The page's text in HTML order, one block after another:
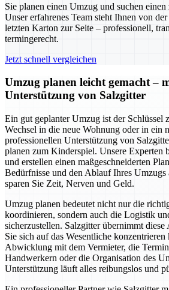
Sie planen einen Umzug und suchen einen
Unser erfahrenes Team steht Ihnen von
letzten Karton zur Seite – professionell,
termingerecht.
Jetzt schnell vergleichen
Umzug planen leicht gemacht –
Unterstützung von Salzgitter
Ein gut geplanter Umzug ist der Schlüssel
Wechsel in die neue Wohnung oder in ein
professionellen Unterstützung von
planen zum Kinderspiel. Unsere Experten
und erstellen einen maßgeschneiderten
Bedürfnisse und den Ablauf Ihres Umzugs
sparen Sie Zeit, Nerven und Geld.
Umzug planen bedeutet nicht nur die
koordinieren, sondern auch die Logistik
sicherzustellen. Salzgitter übernimmt diese
Sie sich auf das Wesentliche
Abwicklung mit dem Vermieter, die
Handwerkern oder die Organisation des
Unterstützung läuft alles reibungslos und